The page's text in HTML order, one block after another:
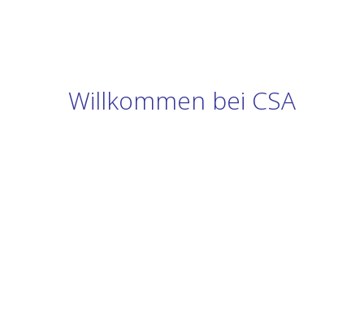
Willkommen bei CSA